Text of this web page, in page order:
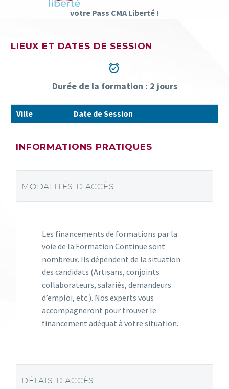
votre Pass CMA Liberté !
LIEUX ET DATES DE SESSION


Durée de la formation : 2 jours
Ville Date de Session
INFORMATIONS PRATIQUES
MODALITÉS D’ACCÈS
Les financements de formations par la
voie de la Formation Continue sont
nombreux. Ils dépendent de la situation
des candidats (Artisans, conjoints
collaborateurs, salariés, demandeurs
d’emploi, etc.). Nos experts vous
accompagneront pour trouver le
financement adéquat à votre situation.
DÉLAIS D’ACCÈS